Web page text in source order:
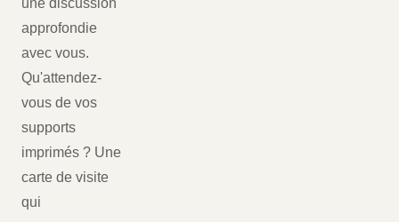
une discussion
approfondie
avec vous.
Qu'attendez-
vous de vos
supports
imprimés ? Une
carte de visite
qui